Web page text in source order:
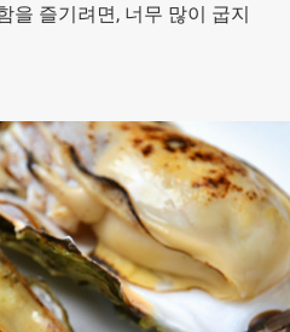
을 즐기려면, 너무 많이 굽지